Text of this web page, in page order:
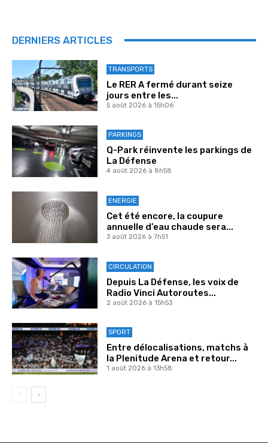
DERNIERS ARTICLES
TRANSPORTS
Le RER A fermé durant seize
jours entre les...
5 août 2026 à 15h06
PARKINGS
Q-Park réinvente les parkings de
La Défense
4 août 2026 à 8h58
ENERGIE
Cet été encore, la coupure
annuelle d’eau chaude sera...
3 août 2026 à 7h51
CIRCULATION
Depuis La Défense, les voix de
Radio Vinci Autoroutes...
2 août 2026 à 15h53
SPORT
Entre délocalisations, matchs à
la Plenitude Arena et retour...
1 août 2026 à 13h58